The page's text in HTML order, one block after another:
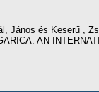
János és Keserű ,
AN